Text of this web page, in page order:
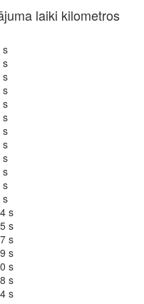
laiki kilometros
s
s
s
s
s
s
s
s
s
s
s
s
s
s
s
s
s
s
s